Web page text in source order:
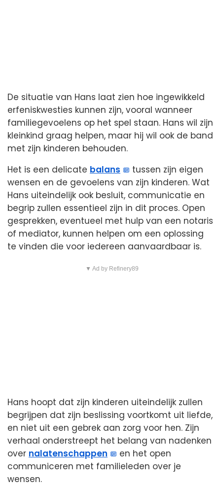
De situatie van Hans laat zien hoe ingewikkeld
erfeniskwesties kunnen zijn, vooral wanneer
familiegevoelens op het spel staan. Hans wil zijn
kleinkind graag helpen, maar hij wil ook de band
met zijn kinderen behouden.
Het is een delicate balans
tussen zijn eigen
wensen en de gevoelens van zijn kinderen. Wat
Hans uiteindelijk ook besluit, communicatie en
begrip zullen essentieel zijn in dit proces. Open
gesprekken, eventueel met hulp van een notaris
of mediator, kunnen helpen om een oplossing
te vinden die voor iedereen aanvaardbaar is.
▼ Ad by Refinery89
Hans hoopt dat zijn kinderen uiteindelijk zullen
begrijpen dat zijn beslissing voortkomt uit liefde,
en niet uit een gebrek aan zorg voor hen. Zijn
verhaal onderstreept het belang van nadenken
over nalatenschappen
en het open
communiceren met familieleden over je
wensen.